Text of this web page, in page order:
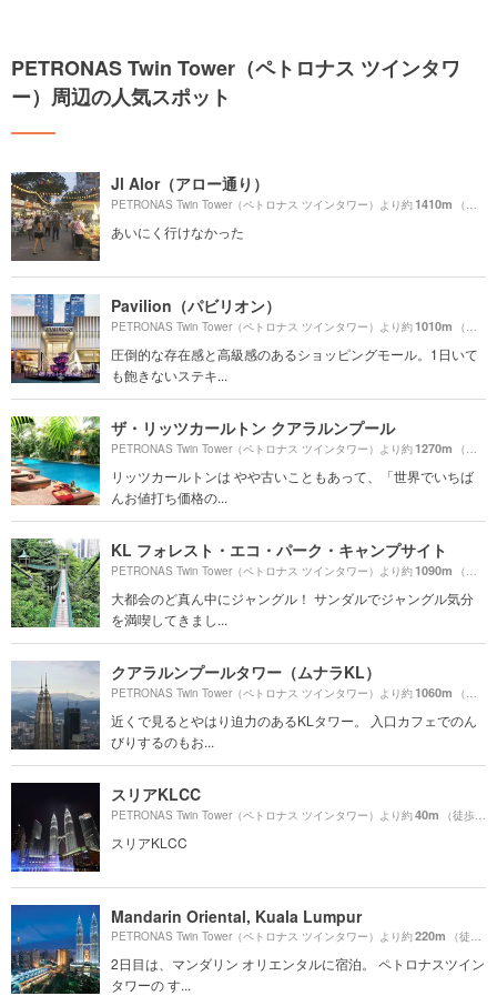
PETRONAS Twin Tower（ペトロナス ツインタワ
ー）周辺の人気スポット
Jl Alor（アロー通り）
PETRONAS Twin Tower（ペトロナス ツインタワー）より約1410m （徒歩24分）
あいにく行けなかった
Pavilion（パビリオン）
PETRONAS Twin Tower（ペトロナス ツインタワー）より約1010m （徒歩17分）
圧倒的な存在感と高級感のあるショッピングモール。1日いて
も飽きないステキ...
ザ・リッツカールトン クアラルンプール
PETRONAS Twin Tower（ペトロナス ツインタワー）より約1270m （徒歩22分）
リッツカールトンは やや古いこともあって、「世界でいちば
んお値打ち価格の...
KL フォレスト・エコ・パーク・キャンプサイト
PETRONAS Twin Tower（ペトロナス ツインタワー）より約1090m （徒歩19分）
大都会のど真ん中にジャングル！ サンダルでジャングル気分
を満喫してきまし...
クアラルンプールタワー（ムナラKL）
PETRONAS Twin Tower（ペトロナス ツインタワー）より約1060m （徒歩18分）
近くで見るとやはり迫力のあるKLタワー。 入口カフェでのん
びりするのもお...
スリアKLCC
PETRONAS Twin Tower（ペトロナス ツインタワー）より約40m （徒歩1分）
スリアKLCC
Mandarin Oriental, Kuala Lumpur
PETRONAS Twin Tower（ペトロナス ツインタワー）より約220m （徒歩4分）
2日目は、マンダリン オリエンタルに宿泊。 ペトロナスツイン
タワーの す...